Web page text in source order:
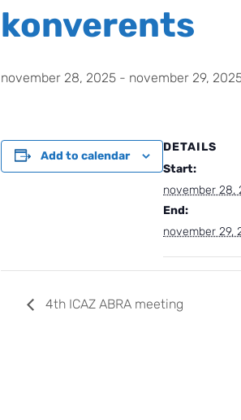
konverents
november 28, 2025 - november 29,
Add to calendar
DETAILS
Start:
november 28,
End:
november 29,
4th ICAZ ABRA meeting